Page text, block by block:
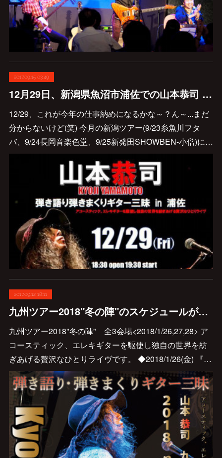
2017.09.15 03:49
12月29日、新潟県魚沼市浦佐での山本恭司 弾き語り弾きまくりギター三昧が決定しました！
12/29、これが今年の仕事納めになるかな～？ん～...まだ
分からないけど(笑) 今月の新潟ツアー(9/23糸魚川フタ
バ、9/24長岡音楽色堂、9/25新発田SHOWBEN-小僧)に…
2017.09.12 18:11
九州ツアー2018"冬の陣"のスケジュールが出ました！予約開始は9/26です♪
九州ツアー2018"冬の陣" 全3会場<2018/1/26,27,28> ア
コースティック、エレキギターを駆使し独自の世界を紡
ぎあげる贅沢なひとりライヴです。 ◆2018/1/26(金) 『…